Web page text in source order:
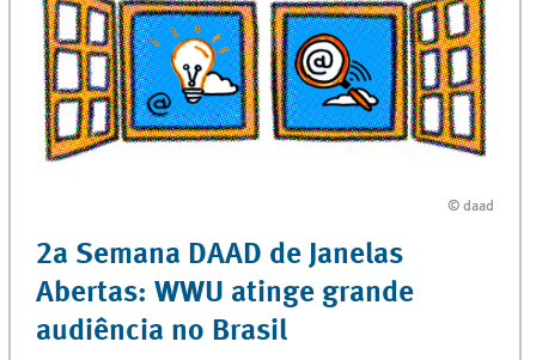
© daad
© daad
2a Semana DAAD de Janelas
Abertas: WWU atinge grande
audiência no Brasil